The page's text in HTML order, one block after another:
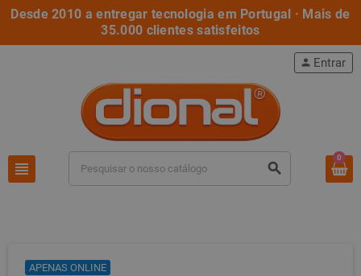
Desde 2010 a entregar tecnologia em Portugal · Mais de
35.000 clientes satisfeitos
view_headline search
person Entrar
0
APENAS ONLINE